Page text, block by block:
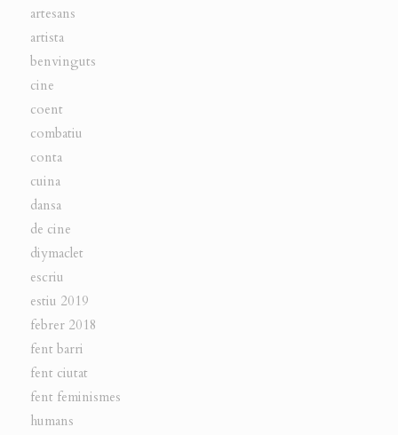
artesans
artista
benvinguts
cine
coent
combatiu
conta
cuina
dansa
de cine
diymaclet
escriu
estiu 2019
febrer 2018
fent barri
fent ciutat
fent feminismes
humans